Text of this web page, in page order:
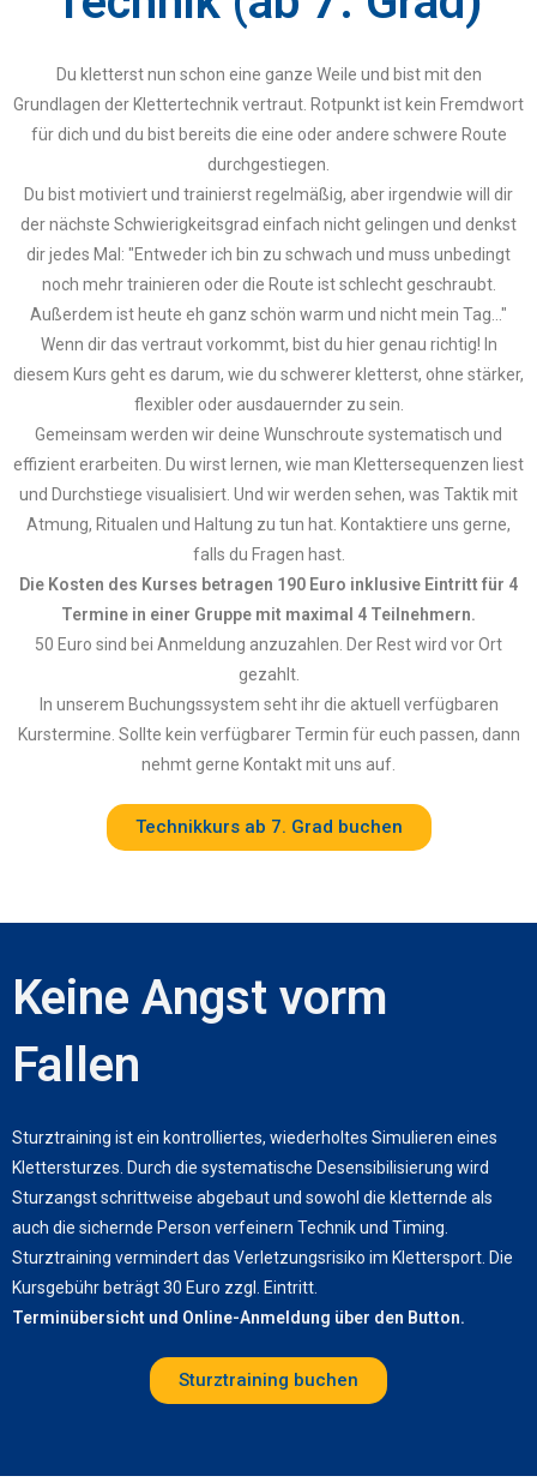
Du kletterst nun schon eine ganze Weile und bist mit den
Grundlagen der Klettertechnik vertraut. Rotpunkt ist kein Fremdwort
für dich und du bist bereits die eine oder andere schwere Route
durchgestiegen.
Du bist motiviert und trainierst regelmäßig, aber irgendwie will dir
der nächste Schwierigkeitsgrad einfach nicht gelingen und denkst
dir jedes Mal: "Entweder ich bin zu schwach und muss unbedingt
noch mehr trainieren oder die Route ist schlecht geschraubt.
Außerdem ist heute eh ganz schön warm und nicht mein Tag..."
Wenn dir das vertraut vorkommt, bist du hier genau richtig! In
diesem Kurs geht es darum, wie du schwerer kletterst, ohne stärker,
flexibler oder ausdauernder zu sein.
Gemeinsam werden wir deine Wunschroute systematisch und
effizient erarbeiten. Du wirst lernen, wie man Klettersequenzen liest
und Durchstiege visualisiert. Und wir werden sehen, was Taktik mit
Atmung, Ritualen und Haltung zu tun hat. Kontaktiere uns gerne,
falls du Fragen hast.
Die Kosten des Kurses betragen 190 Euro inklusive Eintritt für 4
Termine in einer Gruppe mit maximal 4 Teilnehmern.
50 Euro sind bei Anmeldung anzuzahlen. Der Rest wird vor Ort
gezahlt.
In unserem Buchungssystem seht ihr die aktuell verfügbaren
Kurstermine. Sollte kein verfügbarer Termin für euch passen, dann
nehmt gerne Kontakt mit uns auf.
Technikkurs ab 7. Grad buchen
Keine Angst vorm
Fallen
Sturztraining ist ein kontrolliertes, wiederholtes Simulieren eines
Klettersturzes. Durch die systematische Desensibilisierung wird
Sturzangst schrittweise abgebaut und sowohl die kletternde als
auch die sichernde Person verfeinern Technik und Timing.
Sturztraining vermindert das Verletzungsrisiko im Klettersport. Die
Kursgebühr beträgt 30 Euro zzgl. Eintritt.
Terminübersicht und Online-Anmeldung über den Button.
Sturztraining buchen